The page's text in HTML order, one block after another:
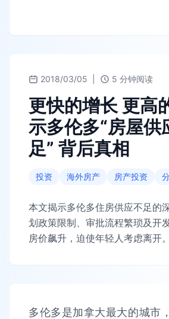
2018/03/05 5 分钟阅读
更快的增长 更高
示多伦多“房屋供
足” 背后真相
投资 海外房产 房产投资
本文揭示多伦多住房供应不足的
划政策限制、审批流程繁琐及开
房价飙升，迫使年轻人考虑离开。
多伦多是加拿大最大的城市